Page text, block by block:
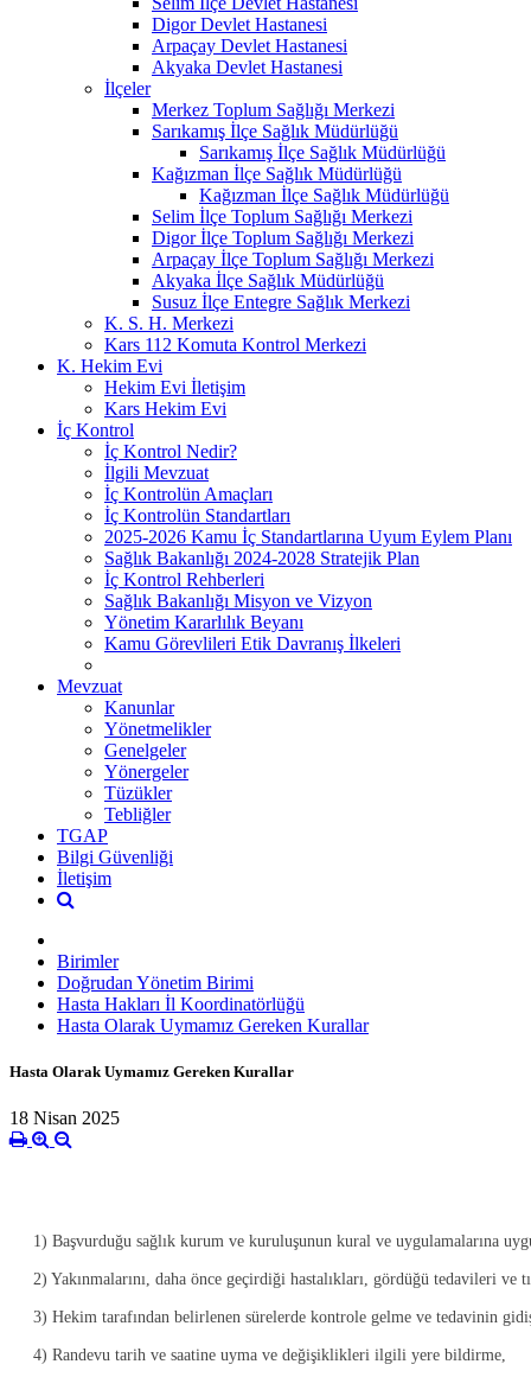
Digor Devlet Hastanesi
Arpaçay Devlet Hastanesi
Akyaka Devlet Hastanesi
İlçeler
Merkez Toplum Sağlığı Merkezi
Sarıkamış İlçe Sağlık Müdürlüğü
Sarıkamış İlçe Sağlık Müdürlüğü
Kağızman İlçe Sağlık Müdürlüğü
Kağızman İlçe Sağlık Müdürlüğü
Selim İlçe Toplum Sağlığı Merkezi
Digor İlçe Toplum Sağlığı Merkezi
Arpaçay İlçe Toplum Sağlığı Merkezi
Akyaka İlçe Sağlık Müdürlüğü
Susuz İlçe Entegre Sağlık Merkezi
K. S. H. Merkezi
Kars 112 Komuta Kontrol Merkezi
K. Hekim Evi
Hekim Evi İletişim
Kars Hekim Evi
İç Kontrol
İç Kontrol Nedir?
İlgili Mevzuat
İç Kontrolün Amaçları
İç Kontrolün Standartları
2025-2026 Kamu İç Standartlarına Uyum Eylem Planı
Sağlık Bakanlığı 2024-2028 Stratejik Plan
İç Kontrol Rehberleri
Sağlık Bakanlığı Misyon ve Vizyon
Yönetim Kararlılık Beyanı
Kamu Görevlileri Etik Davranış İlkeleri
Mevzuat
Kanunlar
Yönetmelikler
Genelgeler
Yönergeler
Tüzükler
Tebliğler
TGAP
Bilgi Güvenliği
İletişim
Birimler
Doğrudan Yönetim Birimi
Hasta Hakları İl Koordinatörlüğü
Hasta Olarak Uymamız Gereken Kurallar
Hasta Olarak Uymamız Gereken Kurallar
18 Nisan 2025
1) Başvurduğu sağlık kurum ve kuruluşunun kural ve uygulamalarına
2) Yakınmalarını, daha önce geçirdiği hastalıkları, gördüğü tedavileri
3) Hekim tarafından belirlenen sürelerde kontrole gelme ve tedavinin
4) Randevu tarih ve saatine uyma ve değişiklikleri ilgili yere bildirme,